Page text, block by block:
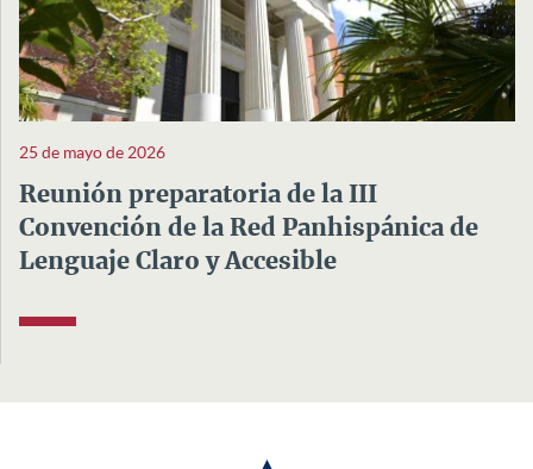
25 de mayo de 2026
Reunión preparatoria de la III
Convención de la Red Panhispánica de
Lenguaje Claro y Accesible